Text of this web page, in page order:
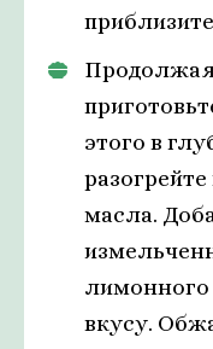
Продолжая
этого в
масла.
лимонного
вкусу.